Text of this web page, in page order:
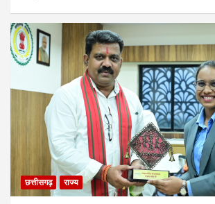
छत्तीसगढ़ राज्य